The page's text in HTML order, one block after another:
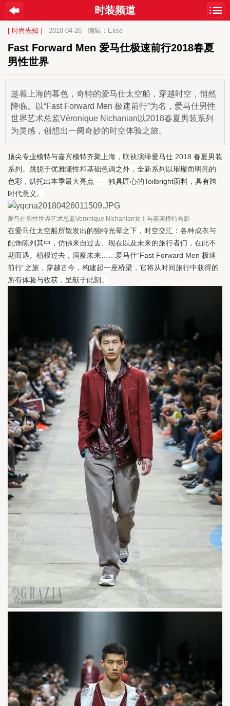
时装频道
[ 时尚先知 ] 2018-04-26 编辑：Elise
Fast Forward Men 爱马仕极速前行2018春夏
男性世界
趁着上海的暮色，奇特的爱马仕太空船，穿越时空，悄然
降临。以“Fast Forward Men 极速前行”为名，爱马仕男性
世界艺术总监Véronique Nichanian以2018春夏男装系列
为灵感，创想出一阕奇妙的时空体验之旅。
顶尖专业模特与嘉宾模特齐聚上海，联袂演绎爱马仕 2018 春夏男装
系列。跳脱于优雅随性和基础色调之外，全新系列以璀璨而明亮的
色彩，烘托出本季最大亮点——独具匠心的Toilbright面料，具有跨
时代意义。
爱马仕男性世界艺术总监Veronique Nichanian女士与嘉宾模特合影
在爱马仕太空船所散发出的独特光晕之下，时空交汇：各种成衣与
配饰陈列其中，仿佛来自过去、现在以及未来的旅行者们，在此不
期而遇。 植根过去，洞察未来……爱马仕“Fast Forward Men 极速
前行”之旅，穿越古今，构建起一座桥梁，它将从时间旅行中获得的
所有体验与收获，呈献于此刻。